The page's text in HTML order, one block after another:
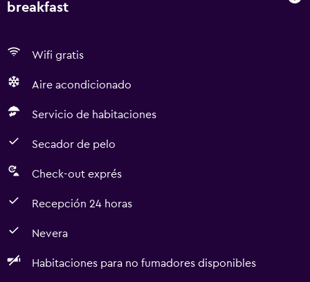
breakfast
Wifi gratis
Aire acondicionado
Servicio de habitaciones
Secador de pelo
Check-out exprés
Recepción 24 horas
Nevera
Habitaciones para no fumadores disponibles